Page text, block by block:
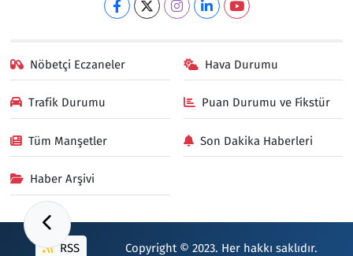
Nöbetçi Eczaneler Hava Durumu
Trafik Durumu Puan Durumu ve Fikstür
Tüm Manşetler Son Dakika Haberleri
Haber Arşivi
RSS Copyright © 2023. Her hakkı saklıdır.